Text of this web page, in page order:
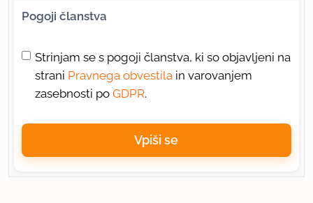
Pogoji članstva
Strinjam se s pogoji članstva, ki so objavljeni na
strani
Pravnega obvestilain varovanjem
zasebnosti po GDPR.